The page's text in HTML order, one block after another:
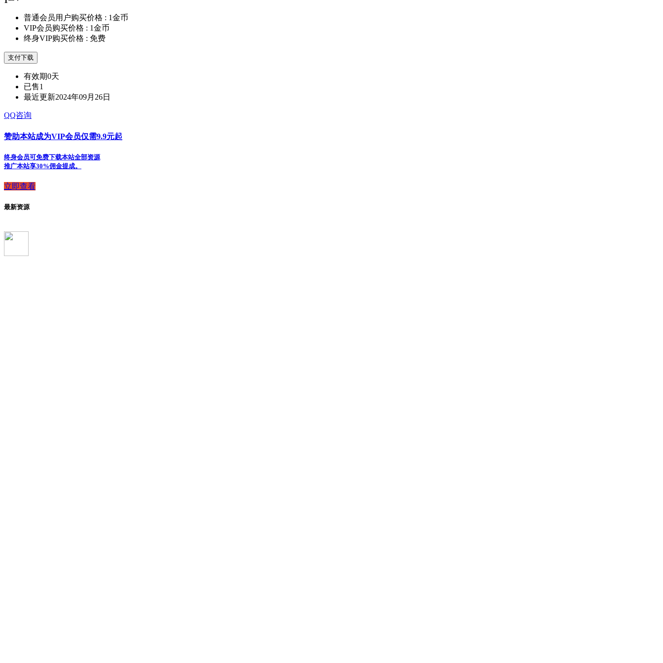
普通会员用户购买价格 : 1金币
VIP会员购买价格 : 1金币
终身VIP购买价格 : 免费
支付下载
有效期0天
已售1
最近更新2024年09月26日
QQ咨询
赞助本站成为VIP会员仅需9.9元起
终身会员可免费下载本站全部资源
推广本站享30%佣金提成。
立即查看
最新资源